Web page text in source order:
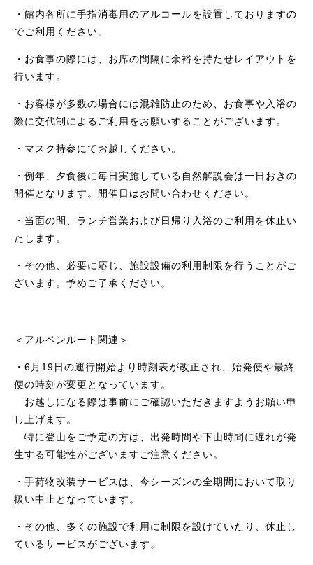
・館内各所に手指消毒用のアルコールを設置しておりますの
でご利用ください。
・お食事の際には、お席の間隔に余裕を持たせレイアウトを
行います。
・お客様が多数の場合には混雑防止のため、お食事や入浴の
際に交代制によるご利用をお願いすることがございます。
・マスク持参にてお越しください。
・例年、夕食後に毎日実施している自然解説会は一日おきの
開催となります。開催日はお問い合わせください。
・当面の間、ランチ営業および日帰り入浴のご利用を休止い
たします。
・その他、必要に応じ、施設設備の利用制限を行うことがご
ざいます。予めご了承ください。
＜アルペンルート関連＞
・6月19日の運行開始より時刻表が改正され、始発便や最終
便の時刻が変更となっています。
お越しになる際は事前にご確認いただきますようお願い申
し上げます。
特に登山をご予定の方は、出発時間や下山時間に遅れが発
生する可能性がございますご注意ください。
・手荷物改装サービスは、今シーズンの全期間において取り
扱い中止となっています。
・その他、多くの施設で利用に制限を設けていたり、休止し
ているサービスがございます。